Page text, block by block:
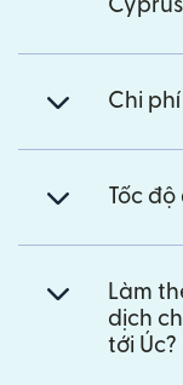
Chi
Tốc
Làm
dịch
tới Úc?